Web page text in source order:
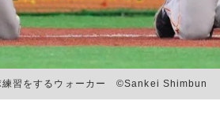
練習をするウォーカー ©Sankei Shimbun